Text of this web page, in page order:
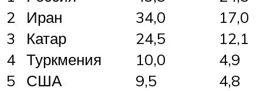
2
Иран 34,0
17,0
3
Катар 24,5
12,1
4 Туркмения 10,0
4,9
5
США 9,5
4,8